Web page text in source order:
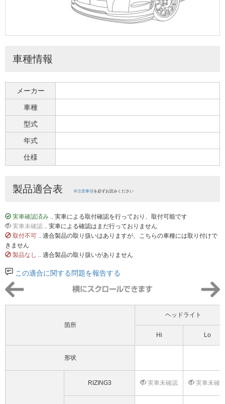
車種情報
メーカー
車種
型式
年式
仕様
製品適合表 ※注意事項を必ずお読みください
実車確認済み .. 実車による取付確認を行っており、取付可能です
実車未確認 .. 実車による確認はまだ行っておりません
取付不可 .. 適合製品の取り扱いはありますが、こちらの車種には取り付けで
きません
製品なし .. 適合製品の取り扱いがありません
この適合に関する問題を報告する
箇所
ヘッドライト
Hi Lo
形状
RIZING3 実車未確認 実車未確